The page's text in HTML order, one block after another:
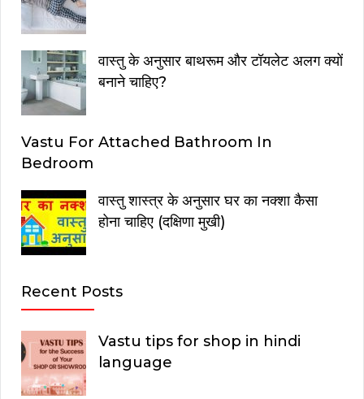
वास्तु के अनुसार बाथरूम और टॉयलेट अलग क्यों
बनाने चाहिए?
Vastu For Attached Bathroom In
Bedroom
वास्तु शास्त्र के अनुसार घर का नक्शा कैसा
होना चाहिए (दक्षिणा मुखी)
Recent Posts
Vastu tips for shop in hindi
language